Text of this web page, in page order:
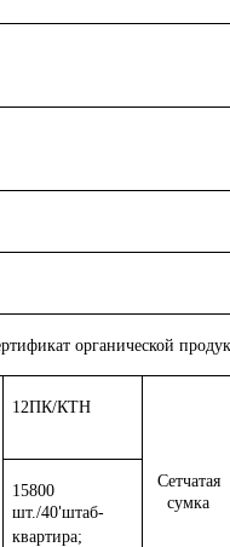
органической
12ПК/КТН
Сетчатая
сумка
15800
шт./40'штаб-
квартира;